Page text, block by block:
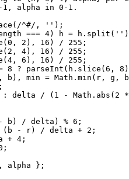
alpha in 0-1.
^#/, '');
=== 4) h =
2), 16) / 255;
4), 16) / 255;
6), 16) / 255;
8 ? parseInt(h.slice(6,
b), min = Math.min(r, g,
delta / (1 - Math.abs(2
b) / delta) % 6;
- r) / delta + 2;
+ 4;
alpha };